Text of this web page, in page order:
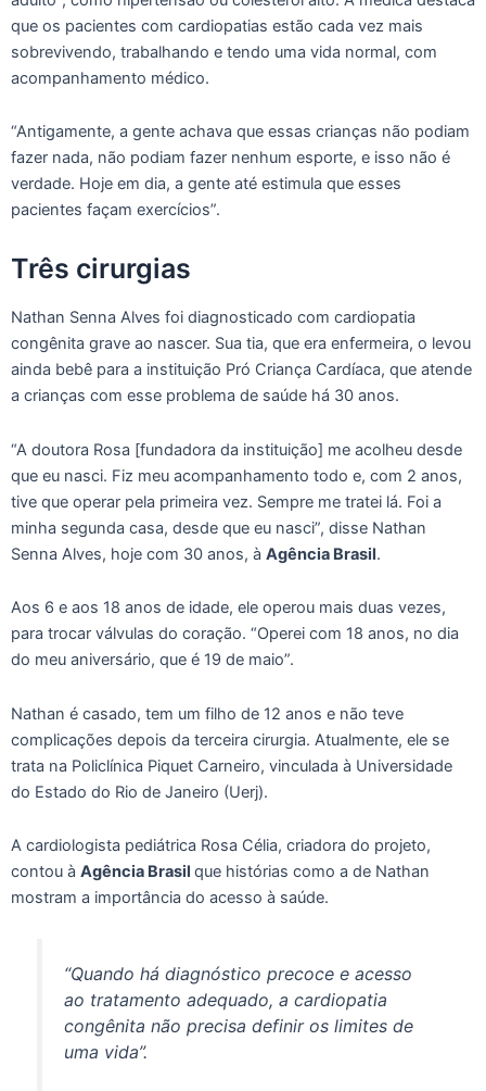
que os pacientes com cardiopatias estão cada vez mais
sobrevivendo, trabalhando e tendo uma vida normal, com
acompanhamento médico.
“Antigamente, a gente achava que essas crianças não podiam
fazer nada, não podiam fazer nenhum esporte, e isso não é
verdade. Hoje em dia, a gente até estimula que esses
pacientes façam exercícios”.
Três cirurgias
Nathan Senna Alves foi diagnosticado com cardiopatia
congênita grave ao nascer. Sua tia, que era enfermeira, o levou
ainda bebê para a instituição Pró Criança Cardíaca, que atende
a crianças com esse problema de saúde há 30 anos.
“A doutora Rosa [fundadora da instituição] me acolheu desde
que eu nasci. Fiz meu acompanhamento todo e, com 2 anos,
tive que operar pela primeira vez. Sempre me tratei lá. Foi a
minha segunda casa, desde que eu nasci”, disse Nathan
Senna Alves, hoje com 30 anos, à Agência Brasil.
Aos 6 e aos 18 anos de idade, ele operou mais duas vezes,
para trocar válvulas do coração. “Operei com 18 anos, no dia
do meu aniversário, que é 19 de maio”.
Nathan é casado, tem um filho de 12 anos e não teve
complicações depois da terceira cirurgia. Atualmente, ele se
trata na Policlínica Piquet Carneiro, vinculada à Universidade
do Estado do Rio de Janeiro (Uerj).
A cardiologista pediátrica Rosa Célia, criadora do projeto,
contou à Agência Brasil que histórias como a de Nathan
mostram a importância do acesso à saúde.
“Quando há diagnóstico precoce e acesso
ao tratamento adequado, a cardiopatia
congênita não precisa definir os limites de
uma vida”.